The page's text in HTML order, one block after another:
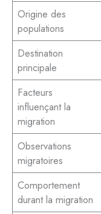
Origine des
populations
Destination
principale
Facteurs
influençant la
migration
Observations
migratoires
Comportement
durant la migration